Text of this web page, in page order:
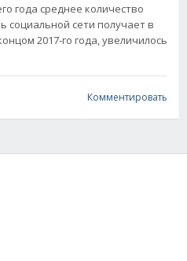
года среднее количество
социальной сети получает в
2017-го года, увеличилось
Комментировать